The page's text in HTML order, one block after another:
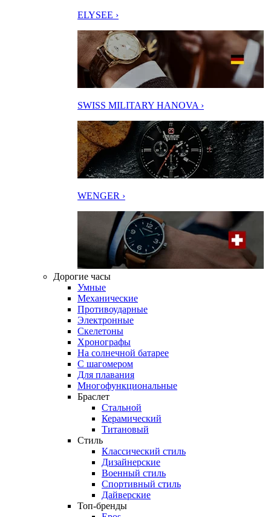
ELYSEE ›
SWISS MILITARY HANOVA ›
WENGER ›
Дорогие часы
Умные
Механические
Противоударные
Электронные
Скелетоны
Хронографы
На солнечной батарее
С шагомером
Для плавания
Многофункциональные
Браслет
Стальной
Керамический
Титановый
Стиль
Классический стиль
Дизайнерские
Военный стиль
Спортивный стиль
Дайверские
Топ-бренды